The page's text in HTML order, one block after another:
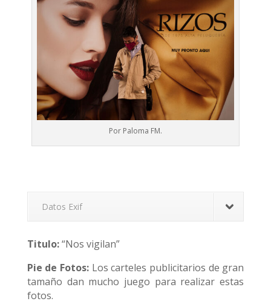
Por Paloma FM.
Datos Exif
Titulo:“Nos vigilan”
Pie de Fotos: Los carteles publicitarios de gran
tamaño dan mucho juego para realizar estas
fotos.